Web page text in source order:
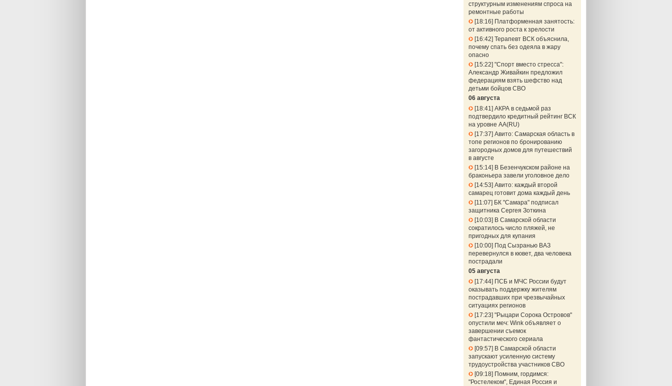
структурным изменениям спроса на
ремонтные работы
18:16
Платформенная занятость:
от активного роста к зрелости
16:42 Терапевт ВСК объяснила,
почему спать без одеяла в жару
опасно
15:22 "Спорт вместо стресса":
Александр Живайкин предложил
федерациям взять шефство над
детьми бойцов СВО
06 августа
18:41 АКРА в седьмой раз
подтвердило кредитный рейтинг ВСК
на уровне АА(RU)
17:37 Авито: Самарская область в
топе регионов по бронированию
загородных домов для путешествий
в августе
15:14 В Безенчукском районе на
браконьера завели уголовное дело
14:53 Авито: каждый второй
самарец готовит дома каждый день
11:07
БК "Самара" подписал
защитника Сергея Зоткина
10:03
В Самарской области
сократилось число пляжей, не
пригодных для купания
10:00 Под Сызранью ВАЗ
перевернулся в кювет, два человека
пострадали
05 августа
17:44 ПСБ и МЧС России будут
оказывать поддержку жителям
пострадавших при чрезвычайных
ситуациях регионов
17:23 "Рыцари Сорока Островов"
опустили меч: Wink объявляет о
завершении съемок
фантастического сериала
09:57
В Самарской области
запускают усиленную систему
трудоустройства участников СВО
09:18 Помним, гордимся:
"Ростелеком", Единая Россия и